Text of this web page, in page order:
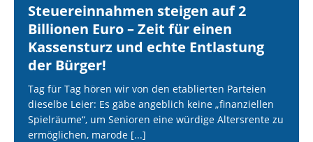
Steuereinnahmen steigen auf 2
Billionen Euro – Zeit für einen
Kassensturz und echte Entlastung
der Bürger!
Tag für Tag hören wir von den etablierten Parteien
dieselbe Leier: Es gäbe angeblich keine „finanziellen
Spielräume“, um Senioren eine würdige Altersrente zu
ermöglichen, marode [...]